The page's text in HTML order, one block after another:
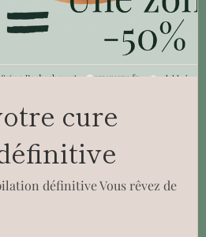
cure
définitive Vous rêvez de